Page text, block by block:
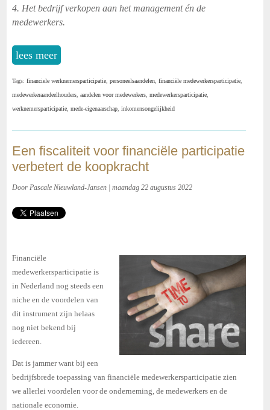
4. Het bedrijf verkopen aan het management én de
medewerkers.
lees meer
Tags:financiele werknemersparticipatie ,personeelsaandelen ,financiële medewerkersparticipatie
medewerkeraandeelhouders ,aandelen voor medewerkers ,medewerkersparticipatie
werknemersparticipatie ,mede-eigenaarschap ,inkomensongelijkheid
Een fiscaliteit voor financiële participatie
verbetert de koopkracht
Door Pascale Nieuwland-Jansen | maandag 22 augustus 2022
Financiële
medewerkersparticipatie is
in Nederland nog steeds een
niche en de voordelen van
dit instrument zijn helaas
nog niet bekend bij
iedereen.
Dat is jammer want bij een
bedrijfsbrede toepassing van financiële medewerkersparticipatie zien
we allerlei voordelen voor de onderneming, de medewerkers en de
nationale economie.